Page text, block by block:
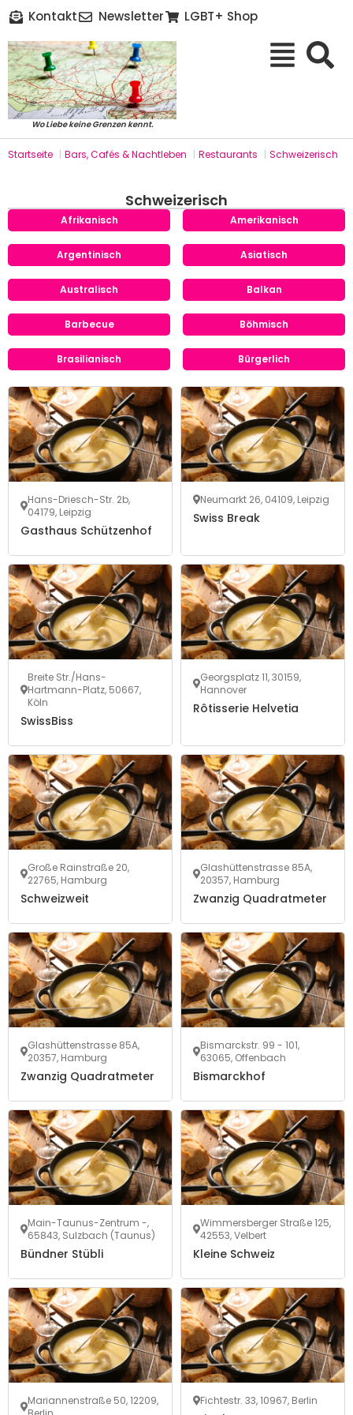
Kontakt Newsletter LGBT+ Shop
Wo Liebe keine Grenzen kennt.
Startseite | Bars, Cafés & Nachtleben | Restaurants | Schweizerisch
Schweizerisch
Afrikanisch Amerikanisch
Argentinisch Asiatisch
Australisch Balkan
Barbecue Böhmisch
Brasilianisch Bürgerlich
Hans-Driesch-Str. 2b,
04179, Leipzig
Gasthaus Schützenhof
Neumarkt 26, 04109, Leipzig
Swiss Break
Breite Str./Hans-
Hartmann-Platz, 50667,
Köln
SwissBiss
Georgsplatz 11, 30159,
Hannover
Rôtisserie Helvetia
Große Rainstraße 20,
22765, Hamburg
Schweizweit
Glashüttenstrasse 85A,
20357, Hamburg
Zwanzig Quadratmeter
Glashüttenstrasse 85A,
20357, Hamburg
Zwanzig Quadratmeter
Bismarckstr. 99 - 101,
63065, Offenbach
Bismarckhof
Main-Taunus-Zentrum -,
65843, Sulzbach (Taunus)
Bündner Stübli
Wimmersberger Straße 125,
42553, Velbert
Kleine Schweiz
Mariannenstraße 50, 12209,
Fichtestr. 33, 10967, Berlin